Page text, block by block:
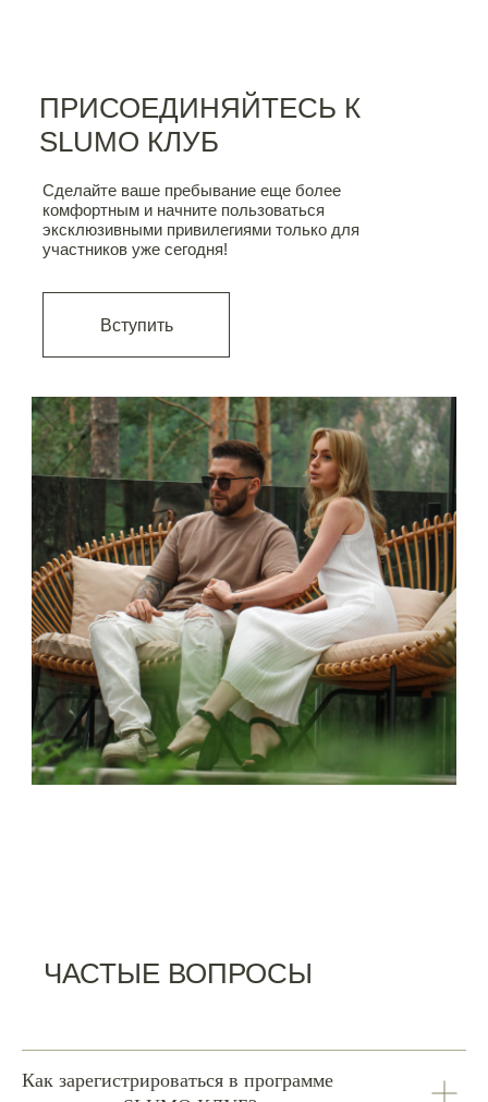
Вступить
ПРИСОЕДИНЯЙТЕСЬ К
SLUMO КЛУБ
Сделайте ваше пребывание еще более
комфортным и начните пользоваться
эксклюзивными привилегиями только для
участников уже сегодня!
ЧАСТЫЕ ВОПРОСЫ
Как зарегистрироваться в программе